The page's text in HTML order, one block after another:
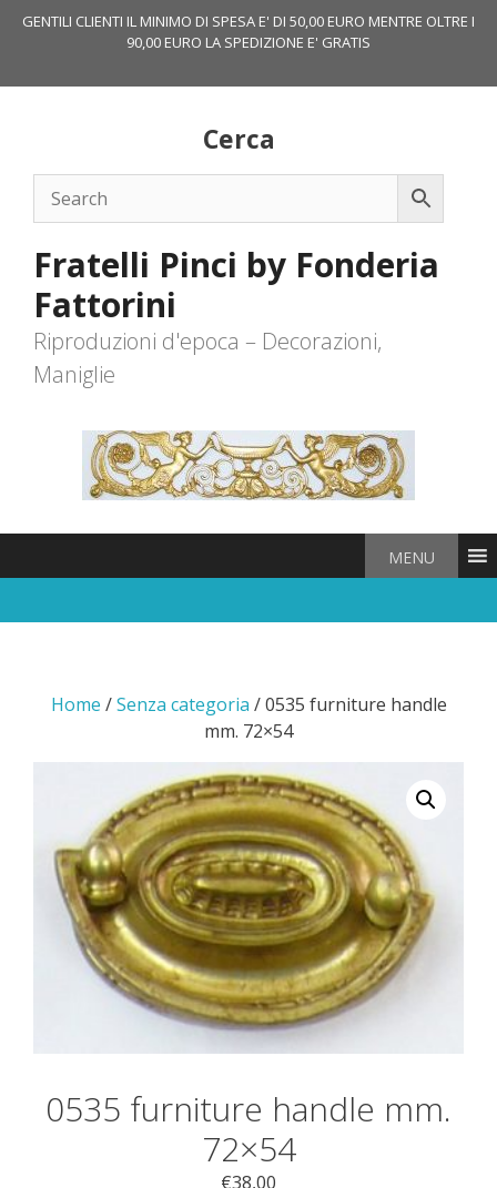
GENTILI CLIENTI IL MINIMO DI SPESA E' DI 50,00 EURO MENTRE OLTRE I
90,00 EURO LA SPEDIZIONE E' GRATIS
Cerca
Fratelli Pinci by Fonderia
Fattorini
Riproduzioni d'epoca – Decorazioni,
Maniglie
MENU
Home /Senza categoria / 0535 furniture handle
mm. 72×54
0535 furniture handle mm.
72×54
€38,00